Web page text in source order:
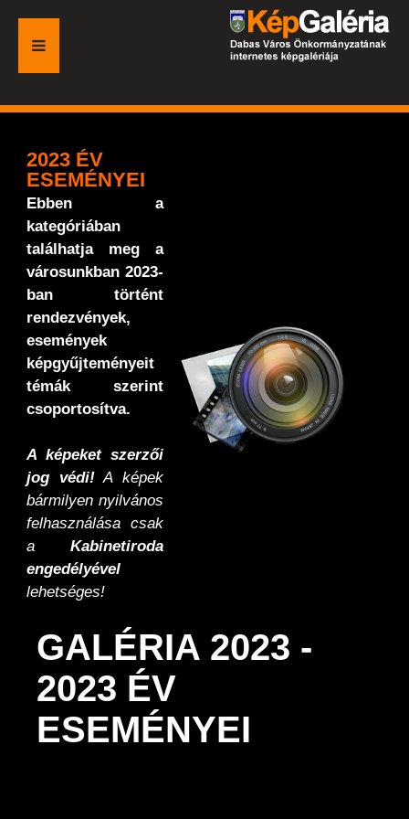
FŐOLDAL
GALÉRIA
ESEMÉNYEK
VÁROSI HONLAP
2023 ÉV
ESEMÉNYEI
Ebben a
kategóriában
találhatja meg a
városunkban 2023-
ban történt
rendezvények,
események
képgyűjteményeit
témák szerint
csoportosítva.
A képeket szerzői
jog védi!A képek
bármilyen nyilvános
felhasználása csak
a Kabinetiroda
engedélyével
lehetséges!
GALÉRIA 2023 -
2023 ÉV
ESEMÉNYEI